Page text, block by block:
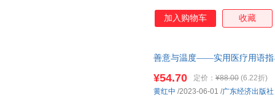
加入购物车 收藏
善意与温度——实用医疗用语指
¥54.70 定价： ¥88.00 (6.22折)
黄红中 /2023-06-01 /广东经济出版社